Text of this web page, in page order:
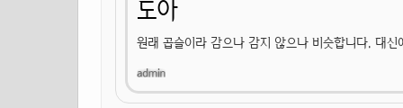
도아
원래 곱슬이라 감으나 감지 않으나 비슷합니다. 대